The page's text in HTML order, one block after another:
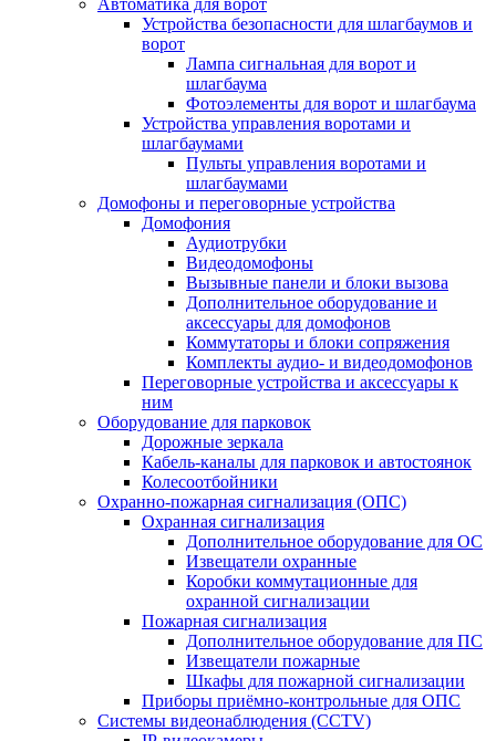
Автоматика для ворот
Устройства безопасности для шлагбаумов и
ворот
Лампа сигнальная для ворот и
шлагбаума
Фотоэлементы для ворот и шлагбаума
Устройства управления воротами и
шлагбаумами
Пульты управления воротами и
шлагбаумами
Домофоны и переговорные устройства
Домофония
Аудиотрубки
Видеодомофоны
Вызывные панели и блоки вызова
Дополнительное оборудование и
аксессуары для домофонов
Коммутаторы и блоки сопряжения
Комплекты аудио- и видеодомофонов
Переговорные устройства и аксессуары к
ним
Оборудование для парковок
Дорожные зеркала
Кабель-каналы для парковок и автостоянок
Колесоотбойники
Охранно-пожарная сигнализация (ОПС)
Охранная сигнализация
Дополнительное оборудование для ОС
Извещатели охранные
Коробки коммутационные для
охранной сигнализации
Пожарная сигнализация
Дополнительное оборудование для ПС
Извещатели пожарные
Шкафы для пожарной сигнализации
Приборы приёмно-контрольные для ОПС
Системы видеонаблюдения (CCTV)